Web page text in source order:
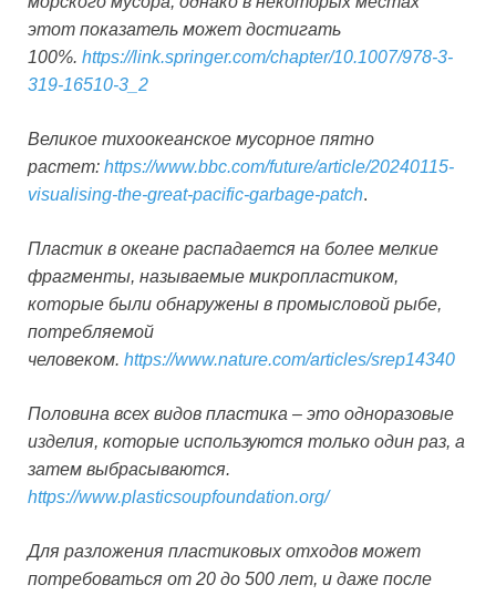
этот показатель может достигать
100%. https://link.springer.com/chapter/10.1007/978-3-
319-16510-3_2
Великое тихоокеанское мусорное пятно
растет: https://www.bbc.com/future/article/20240115-
visualising-the-great-pacific-garbage-patch.
Пластик в океане распадается на более мелкие
фрагменты, называемые микропластиком,
которые были обнаружены в промысловой рыбе,
потребляемой
человеком. https://www.nature.com/articles/srep14340
Половина всех видов пластика – это одноразовые
изделия, которые используются только один раз, а
затем выбрасываются.
https://www.plasticsoupfoundation.org/
Для разложения пластиковых отходов может
потребоваться от 20 до 500 лет, и даже после